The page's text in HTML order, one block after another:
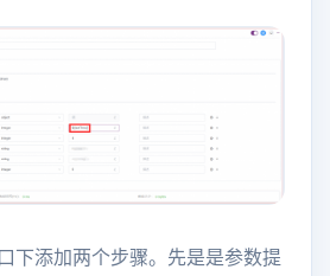
下添加两个步骤。先是是参数提